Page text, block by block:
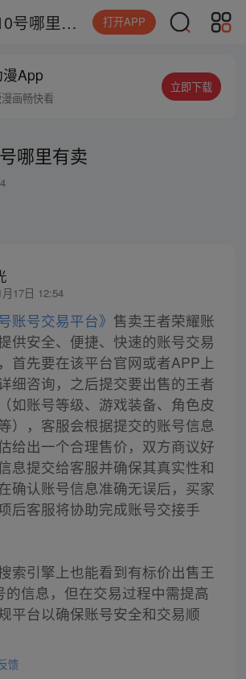
王者荣耀v10号哪里有卖 打开APP
App
画畅快看
立即下载
哪里有卖
17日 12:54
账号交易平台》 售卖王者荣耀账
供安全、便捷、快速的账号交易
首先要在该平台官网或者APP上
细咨询，之后提交要出售的王者
如账号等级、游戏装备、角色皮
），客服会根据提交的账号信息
给出一个合理售价，双方商议好
息提交给客服并确保其真实性和
确认账号信息准确无误后，买家
后客服将协助完成账号交接手
索引擎上也能看到有标价出售王
的信息，但在交易过程中需提高
平台以确保账号安全和交易顺
馈